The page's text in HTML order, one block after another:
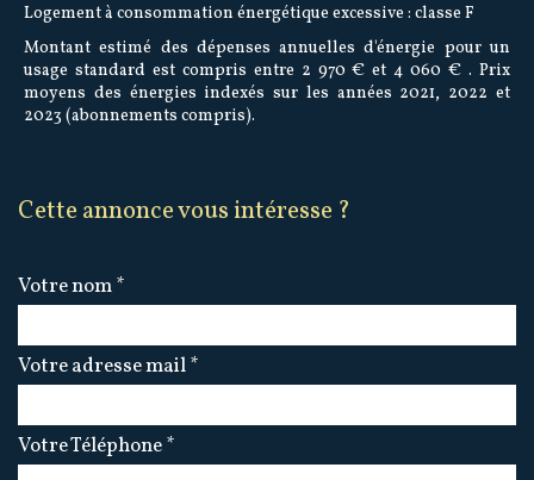
Logement à consommation énergétique excessive : classe F
Montant estimé des dépenses annuelles d'énergie pour un
usage standard est compris entre 2 970 € et 4 060 € . Prix
moyens des énergies indexés sur les années 2021, 2022 et
2023 (abonnements compris).
cette annonce vous intéresse ?
Votre nom *
Votre adresse mail *
Votre Téléphone *